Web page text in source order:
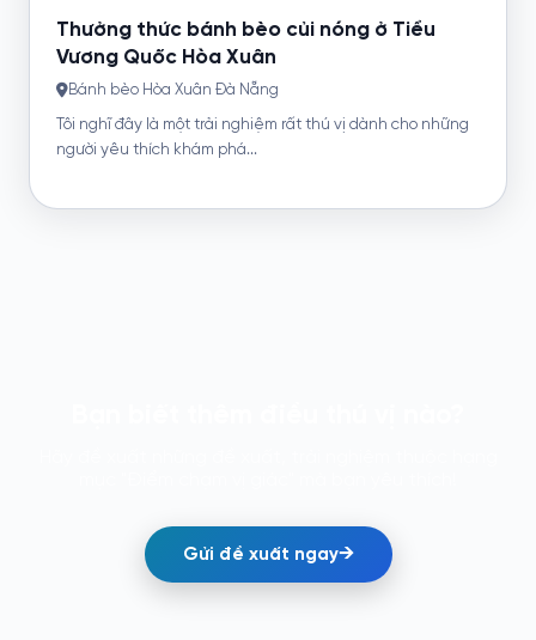
Thưởng thức bánh bèo củi nóng ở Tiểu
Vương Quốc Hòa Xuân
Bánh bèo Hòa Xuân Đà Nẵng
Tôi nghĩ đây là một trải nghiệm rất thú vị dành cho những
người yêu thích khám phá...
Gửi đề xuất ngay→